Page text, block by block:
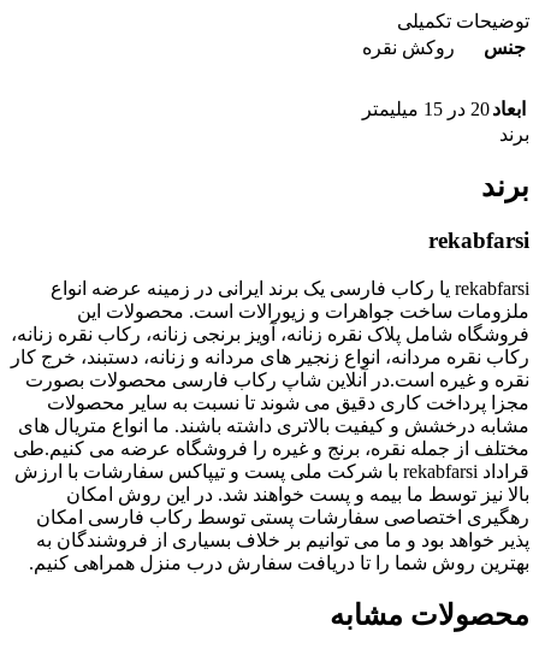
توضیحات تکمیلی
جنس
روکش نقره
ابعاد20 در 15 میلیمتر
برند
برند
rekabfarsi
rekabfarsi یا رکاب فارسی یک برند ایرانی در زمینه عرضه انواع
ملزومات ساخت جواهرات و زیورالات است. محصولات این
فروشگاه شامل پلاک نقره زنانه، آویز برنجی زنانه، رکاب نقره زنانه،
رکاب نقره مردانه، انواع زنجیر های مردانه و زنانه، دستبند، خرج کار
نقره و غیره است.در آنلاین شاپ رکاب فارسی محصولات بصورت
مجزا پرداخت کاری دقیق می شوند تا نسبت به سایر محصولات
مشابه درخشش و کیفیت بالاتری داشته باشند. ما انواع متریال های
مختلف از جمله نقره، برنج و غیره را فروشگاه عرضه می کنیم.طی
قراداد rekabfarsi با شرکت ملی پست و تیپاکس سفارشات با ارزش
بالا نیز توسط ما بیمه و پست خواهند شد. در این روش امکان
رهگیری اختصاصی سفارشات پستی توسط رکاب فارسی امکان
پذیر خواهد بود و ما می توانیم بر خلاف بسیاری از فروشندگان به
بهترین روش شما را تا دریافت سفارش درب منزل همراهی کنیم.
محصولات مشابه